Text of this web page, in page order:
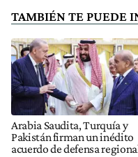
TAMBIÉN TE PUEDE
Arabia Saudita, Turquía y
Pakistán firman un inédito
acuerdo de defensa